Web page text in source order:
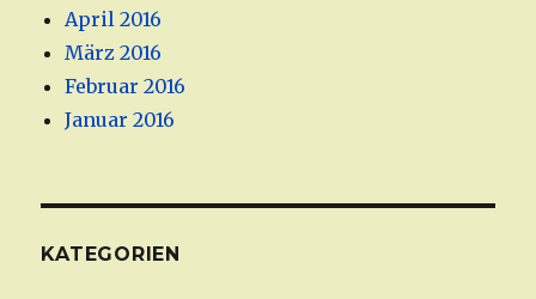
April 2016
März 2016
Februar 2016
Januar 2016
KATEGORIEN